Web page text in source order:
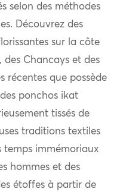
selon des méthodes
Découvrez des
sur la côte
des Chancays et des
récentes que possède
ponchos ikat
tissés de
traditions textiles
temps immémoriaux
hommes et des
étoffes à partir de